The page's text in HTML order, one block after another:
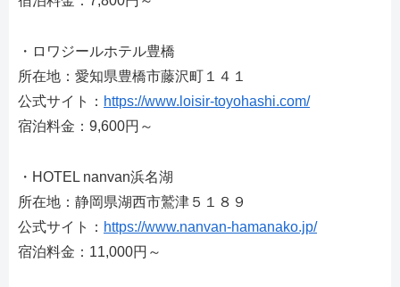
・ロワジールホテル豊橋
所在地：愛知県豊橋市藤沢町１４１
公式サイト： https://www.loisir-toyohashi.com/
宿泊料金：9,600円～
・HOTEL nanvan浜名湖
所在地：静岡県湖西市鷲津５１８９
公式サイト： https://www.nanvan-hamanako.jp/
宿泊料金：11,000円～